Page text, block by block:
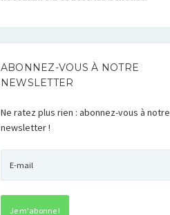
ABONNEZ-VOUS À NOTRE
NEWSLETTER
Ne ratez plus rien : abonnez-vous à notre
newsletter !